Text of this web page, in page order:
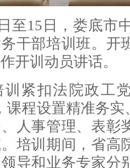
至15日，娄底市
干部培训班。开
开训动员讲话。
训紧扣法院政工
课程设置精准务
人事管理、表彰
培训期间，省高
导和业务专家分